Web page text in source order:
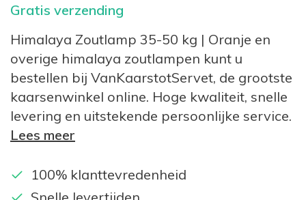
Gratis verzending
Himalaya Zoutlamp 35-50 kg | Oranje en
overige himalaya zoutlampen kunt u
bestellen bij VanKaarstotServet, de grootste
kaarsenwinkel online. Hoge kwaliteit, snelle
levering en uitstekende persoonlijke service.
Lees meer
100% klanttevredenheid